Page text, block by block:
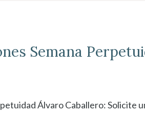
Semana
Álvaro Caballero: Solicite